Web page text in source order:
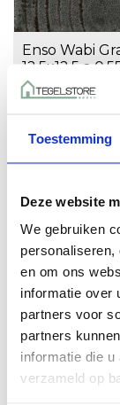
Toestemming
Deze website
We gebruiken
en om ons
informatie over
partners voor
partners
informatie die
verzameld op
Enso Wabi
12,5x12,5 a
€85,50 per M²
WOW
DeWOW Enso
eeuwenoude
verlichting,
technieken,